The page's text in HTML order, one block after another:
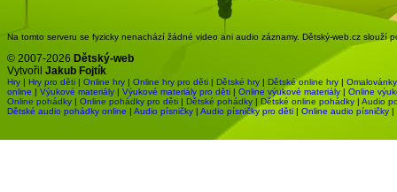
Na tomto serveru se fyzicky nenachází žádné video ani audio záznamy. Dětský-web.cz slouží
© 2007-2026 Dětský-web
Vytvořil Jakub Fojtík
Hry | Hry pro děti | Online hry | Online hry pro děti | Dětské hry | Dětské online hry | Omalovánky
online | Výukové materiály | Výukové materiály pro děti | Online výukové materiály | Online
Online pohádky | Online pohádky pro děti | Dětské pohádky | Dětské online pohádky | Audio
Dětské audio pohádky online | Audio písničky | Audio písničky pro děti | Online audio písničky |